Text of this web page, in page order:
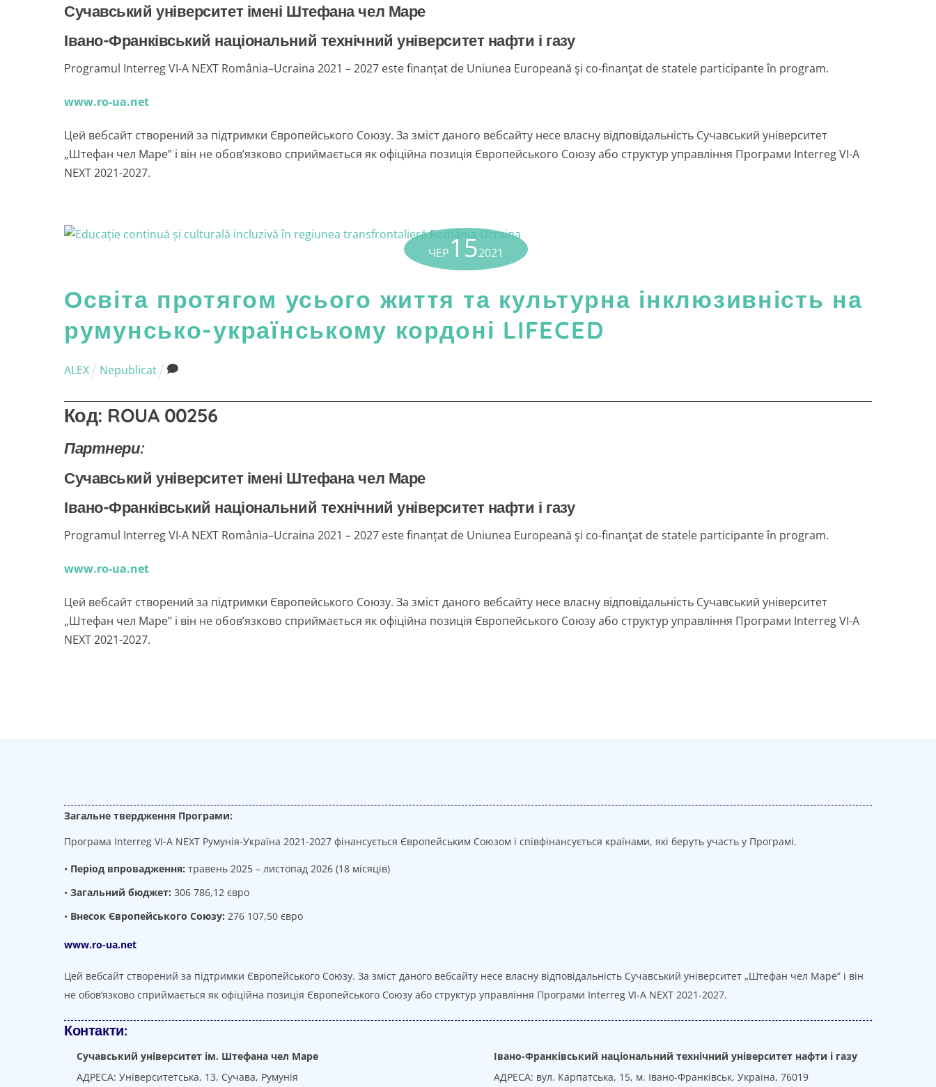
Сучавський університет імені Штефана чел Маре
Івано-Франківський національний технічний університет нафти і газу
Programul Interreg VI-A NEXT România–Ucraina 2021 – 2027 este finanțat de Uniunea Europeană şi co-finanţat de statele participante în program.
www.ro-ua.net
Цей вебсайт створений за підтримки Європейського Союзу. За зміст даного вебсайту несе власну відповідальність Сучавський університет
„Штефан чел Маре” і він не обов’язково сприймається як офіційна позиція Європейського Союзу або структур управління Програми Interreg VI-A
NEXT 2021-2027.
ЧЕР152021
Освіта протягом усього життя та культурна інклюзивність на
румунсько-українському кордоні LIFECED
ALEX Nepublicat
Код: ROUA 00256
Партнери:
Сучавський університет імені Штефана чел Маре
Івано-Франківський національний технічний університет нафти і газу
Programul Interreg VI-A NEXT România–Ucraina 2021 – 2027 este finanțat de Uniunea Europeană şi co-finanţat de statele participante în program.
www.ro-ua.net
Цей вебсайт створений за підтримки Європейського Союзу. За зміст даного вебсайту несе власну відповідальність Сучавський університет
„Штефан чел Маре” і він не обов’язково сприймається як офіційна позиція Європейського Союзу або структур управління Програми Interreg VI-A
NEXT 2021-2027.
Загальне твердження Програми:
Програма Interreg VI-A NEXT Румунія-Україна 2021-2027 фінансується Європейським Союзом і співфінансується країнами, які беруть участь у Програмі.
• Період впровадження: травень 2025 – листопад 2026 (18 місяців)
• Загальний бюджет: 306 786,12 євро
• Внесок Європейського Союзу: 276 107,50 євро
www.ro-ua.net
Цей вебсайт створений за підтримки Європейського Союзу. За зміст даного вебсайту несе власну відповідальність Сучавський університет „Штефан чел Маре” і він
не обов’язково сприймається як офіційна позиція Європейського Союзу або структур управління Програми Interreg VI-A NEXT 2021-2027.
Контакти:
Сучавський університет ім. Штефана чел Маре
АДРЕСА: Університетська, 13, Сучава, Румунія
Івано-Франківський національний технічний університет нафти і газу
АДРЕСА: вул. Карпатська, 15, м. Івано-Франківськ, Україна, 76019